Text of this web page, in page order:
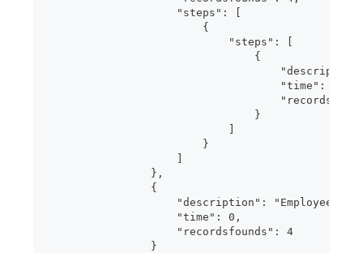
                    "steps": [
                        {
                            "steps": [
                                {
                                    "time": 0,
                                }
                            ]
                        }
                    ]
                },
                {
"description":
                    "time": 0,
                    "recordsfounds": 4
                }